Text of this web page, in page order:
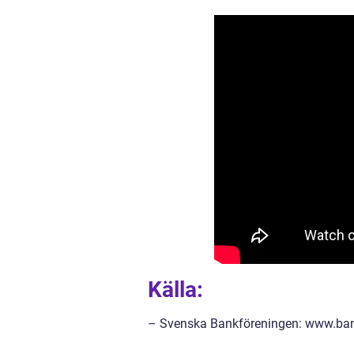
Källa:
– Svenska Bankföreningen: